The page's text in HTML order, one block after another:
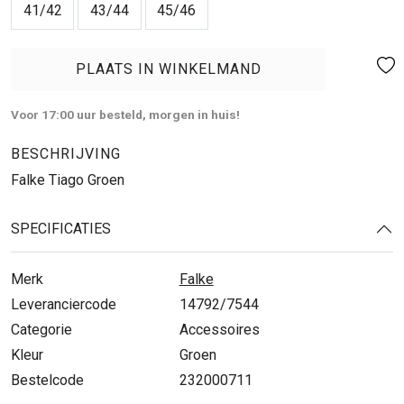
41/42 43/44 45/46
PLAATS IN WINKELMAND
Voor 17:00 uur besteld, morgen in huis!
BESCHRIJVING
Falke Tiago Groen
SPECIFICATIES
Merk
Falke
Leveranciercode
14792/7544
Categorie
Accessoires
Kleur
Groen
Bestelcode
232000711